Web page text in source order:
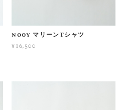
nooy マリーンTシャツ
¥16,500